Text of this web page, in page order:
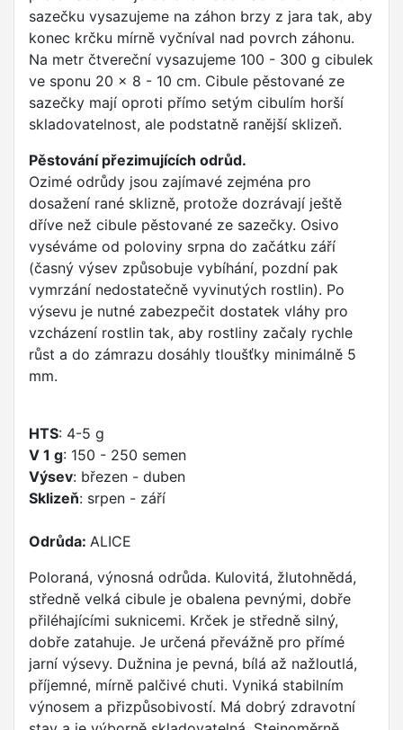
sazečku vysazujeme na záhon brzy z jara tak, aby
konec krčku mírně vyčníval nad povrch záhonu.
Na metr čtvereční vysazujeme 100 - 300 g cibulek
ve sponu 20 x 8 - 10 cm. Cibule pěstované ze
sazečky mají oproti přímo setým cibulím horší
skladovatelnost, ale podstatně ranější sklizeň.
Pěstování přezimujících odrůd.
Ozimé odrůdy jsou zajímavé zejména pro
dosažení rané sklizně, protože dozrávají ještě
dříve než cibule pěstované ze sazečky. Osivo
vyséváme od poloviny srpna do začátku září
(časný výsev způsobuje vybíhání, pozdní pak
vymrzání nedostatečně vyvinutých rostlin). Po
výsevu je nutné zabezpečit dostatek vláhy pro
vzcházení rostlin tak, aby rostliny začaly rychle
růst a do zámrazu dosáhly tloušťky minimálně 5
mm.
HTS: 4-5 g
V 1 g: 150 - 250 semen
Výsev: březen - duben
Sklizeň: srpen - září
Odrůda: ALICE
Poloraná, výnosná odrůda. Kulovitá, žlutohnědá,
středně velká cibule je obalena pevnými, dobře
přiléhajícími suknicemi. Krček je středně silný,
dobře zatahuje. Je určená převážně pro přímé
jarní výsevy. Dužnina je pevná, bílá až nažloutlá,
příjemné, mírně palčivé chuti. Vyniká stabilním
výnosem a přizpůsobivostí. Má dobrý zdravotní